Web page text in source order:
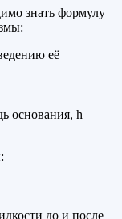
знать формулу
её
основания, h
до и после